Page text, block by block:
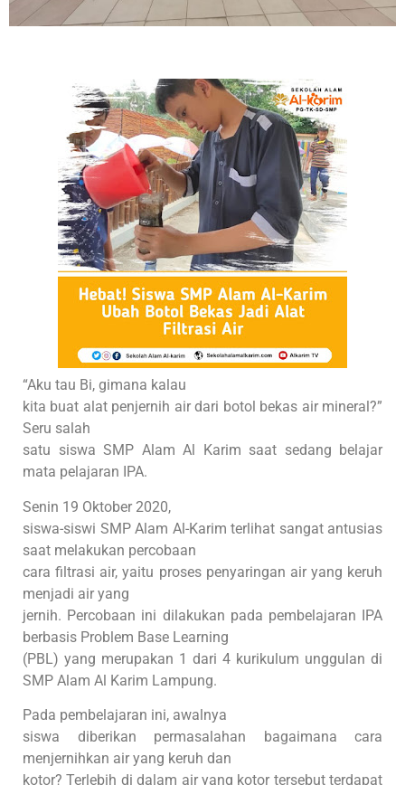
“Aku tau Bi, gimana kalau
kita buat alat penjernih air dari botol bekas air mineral?”
Seru salah
satu siswa SMP Alam Al Karim saat sedang belajar
mata pelajaran IPA.
Senin 19 Oktober 2020,
siswa-siswi SMP Alam Al-Karim terlihat sangat antusias
saat melakukan percobaan
cara filtrasi air, yaitu proses penyaringan air yang keruh
menjadi air yang
jernih. Percobaan ini dilakukan pada pembelajaran IPA
berbasis Problem Base Learning
(PBL) yang merupakan 1 dari 4 kurikulum unggulan di
SMP Alam Al Karim Lampung.
Pada pembelajaran ini, awalnya
siswa diberikan permasalahan bagaimana cara
menjernihkan air yang keruh dan
kotor? Terlebih di dalam air yang kotor tersebut terdapat